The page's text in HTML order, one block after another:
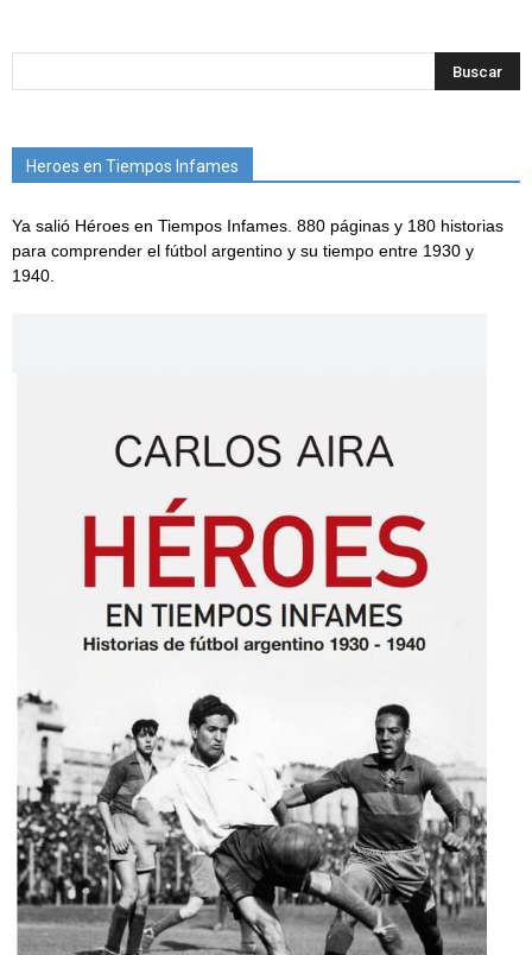
Heroes en Tiempos Infames
Ya salió Héroes en Tiempos Infames. 880 páginas y 180 historias
para comprender el fútbol argentino y su tiempo entre 1930 y
1940.